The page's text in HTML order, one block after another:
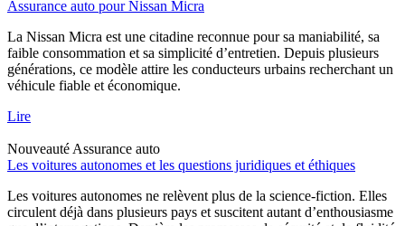
Assurance auto pour Nissan Micra
La Nissan Micra est une citadine reconnue pour sa maniabilité, sa
faible consommation et sa simplicité d’entretien. Depuis plusieurs
générations, ce modèle attire les conducteurs urbains recherchant un
véhicule fiable et économique.
Lire
Nouveauté Assurance auto
Les voitures autonomes et les questions juridiques et éthiques
Les voitures autonomes ne relèvent plus de la science-fiction. Elles
circulent déjà dans plusieurs pays et suscitent autant d’enthousiasme